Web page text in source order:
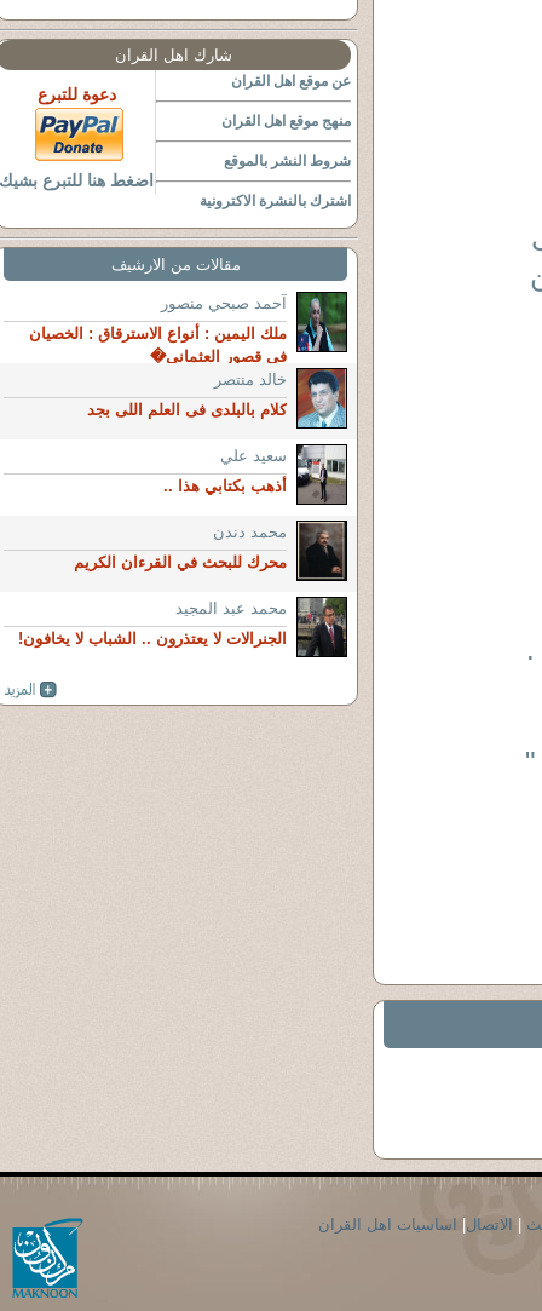
.
"
شارك اهل القران
عن موقع اهل القران
منهج موقع اهل القران
شروط النشر بالموقع
اشترك بالنشرة الاكترونية
دعوة للتبرع
اضغط هنا للتبرع بشيك
مقالات من الارشيف
آحمد صبحي منصور
ملك اليمين : أنواع الاسترقاق : الخصيان
فى قصور العثماني�
خالد منتصر
كلام بالبلدى فى العلم اللى بجد
سعيد علي
أذهب بكتابي هذا ..
محمد دندن
محرك للبحث في القرءان الكريم
محمد عبد المجيد
الجنرالات لا يعتذرون .. الشباب لا يخافون!
الاتصال اساسيات اهل القران